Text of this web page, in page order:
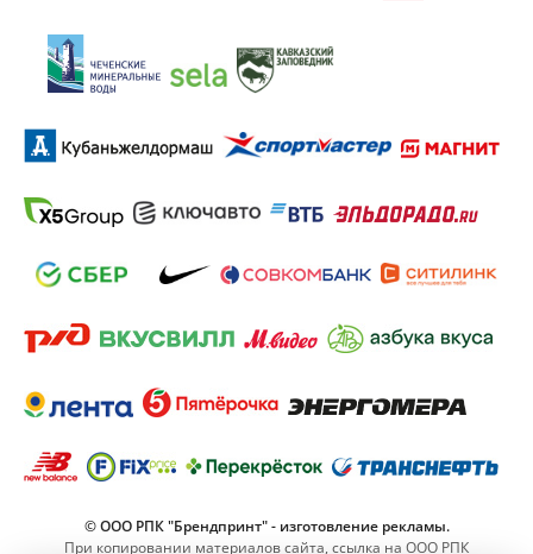
© ООО РПК "Брендпринт" - изготовление рекламы.
При копировании материалов сайта, ссылка на ООО РПК